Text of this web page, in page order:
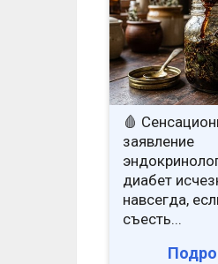
🩸
заявление
диабет
навсегда,
съесть...